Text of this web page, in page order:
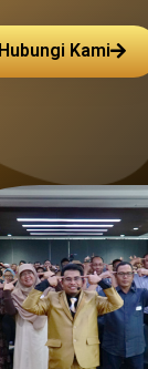
Hubungi Kami